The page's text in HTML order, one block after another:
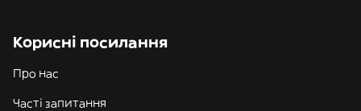
Корисні посилання
Про нас
Часті запитання